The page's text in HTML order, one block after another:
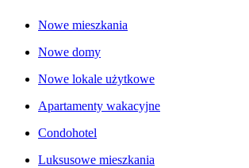
Nowe mieszkania
Nowe domy
Nowe lokale użytkowe
Apartamenty wakacyjne
Condohotel
Luksusowe mieszkania